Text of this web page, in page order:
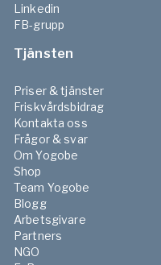
Linkedin
FB-grupp
Tjänsten
Priser & tjänster
Friskvårdsbidrag
Kontakta oss
Frågor & svar
Om Yogobe
Shop
Team Yogobe
Blogg
Arbetsgivare
Partners
NGO